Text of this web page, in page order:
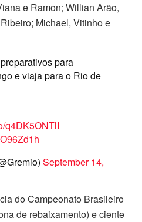
e Ramon; Willian Arão,
Michael, Vitinho e
para
e viaja para o Rio de
q4DK5ONTlI
September 14,
do Campeonato Brasileiro
de rebaixamento) e ciente